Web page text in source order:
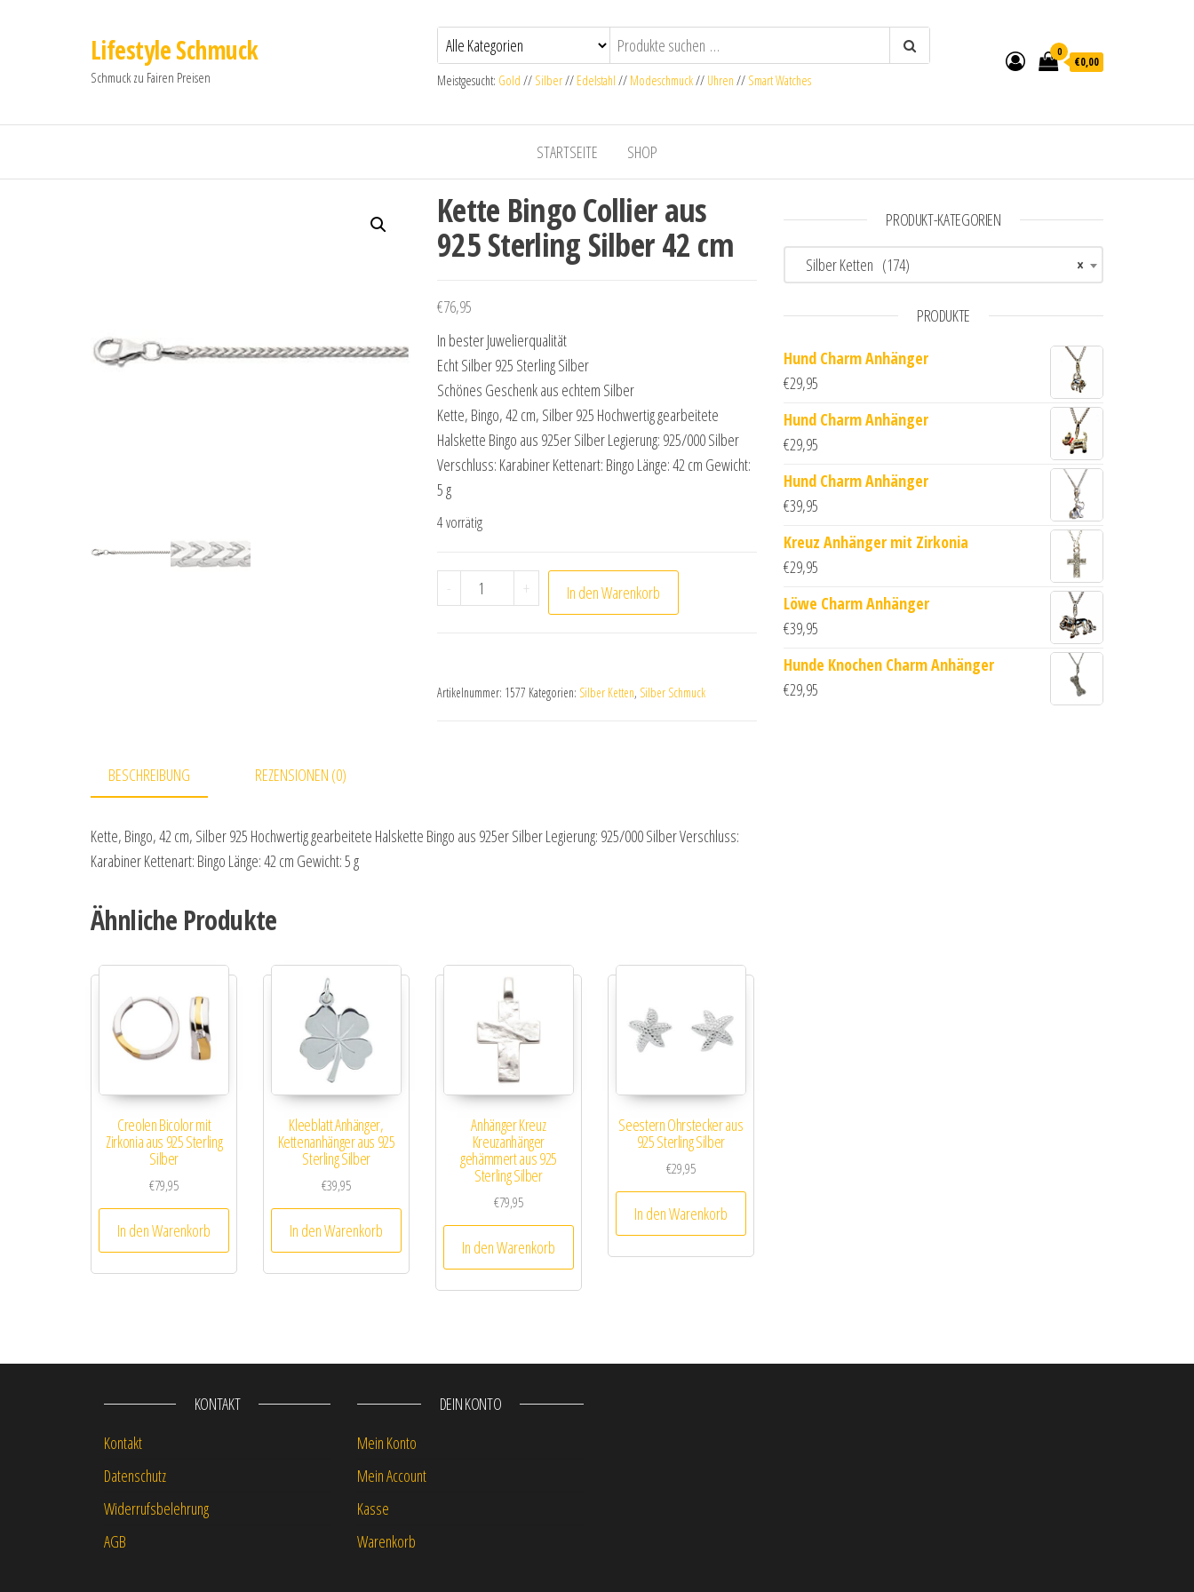
Lifestyle Schmuck
Schmuck zu Fairen Preisen Meistgesucht: Gold // Silber// Edelstahl // Modeschmuck// Uhren // Smart Watches
0
€0,00
STARTSEITE SHOP
Kette Bingo Collier aus
925 Sterling Silber 42 cm
€76,95
In bester Juwelierqualität
Echt Silber 925 Sterling Silber
Schönes Geschenk aus echtem Silber
Kette, Bingo, 42 cm, Silber 925 Hochwertig gearbeitete
Halskette Bingo aus 925er Silber Legierung: 925/000 Silber
Verschluss: Karabiner Kettenart: Bingo Länge: 42 cm Gewicht:
5 g
4 vorrätig
- Kette Bingo Collier aus 925 Sterling Silber 42 cm Menge
+ In den Warenkorb
Artikelnummer: 1577 Kategorien: Silber Ketten, Silber Schmuck
BESCHREIBUNG REZENSIONEN (0)
Kette, Bingo, 42 cm, Silber 925 Hochwertig gearbeitete Halskette Bingo aus 925er Silber Legierung: 925/000 Silber Verschluss:
Karabiner Kettenart: Bingo Länge: 42 cm Gewicht: 5 g
Ähnliche Produkte
Creolen Bicolor mit
Zirkonia aus 925 Sterling
Silber
€79,95
In den Warenkorb
Kleeblatt Anhänger,
Kettenanhänger aus 925
Sterling Silber
€39,95
In den Warenkorb
Anhänger Kreuz
Kreuzanhänger
gehämmert aus 925
Sterling Silber
€79,95
In den Warenkorb
Seestern Ohrstecker aus
925 Sterling Silber
€29,95
In den Warenkorb
PRODUKT-KATEGORIEN
×
Silber Ketten (174)
PRODUKTE
Hund Charm Anhänger
€29,95
Hund Charm Anhänger
€29,95
Hund Charm Anhänger
€39,95
Kreuz Anhänger mit Zirkonia
€29,95
Löwe Charm Anhänger
€39,95
Hunde Knochen Charm Anhänger
€29,95
KONTAKT
Kontakt
Datenschutz
Widerrufsbelehrung
AGB
DEIN KONTO
Mein Konto
Mein Account
Kasse
Warenkorb